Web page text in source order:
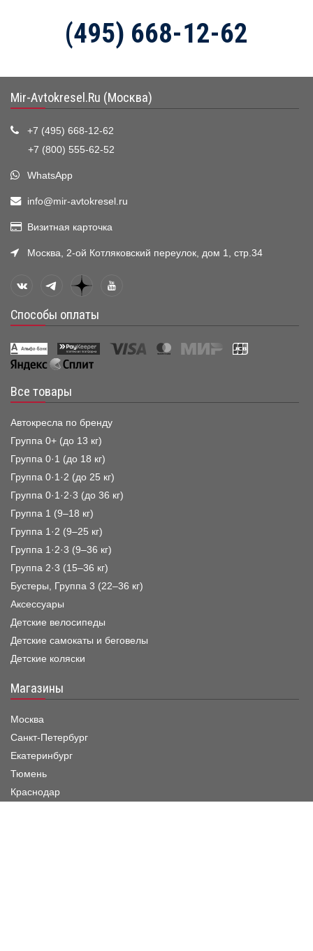
(495) 668-12-62
Mir-Avtokresel.Ru (Москва)
+7 (495) 668-12-62
+7 (800) 555-62-52
WhatsApp
info@mir-avtokresel.ru
Визитная карточка
Москва, 2-ой Котляковский переулок, дом 1, стр.34
Способы оплаты
Все товары
Автокресла по бренду
Группа 0+ (до 13 кг)
Группа 0·1 (до 18 кг)
Группа 0·1·2 (до 25 кг)
Группа 0·1·2·3 (до 36 кг)
Группа 1 (9–18 кг)
Группа 1·2 (9–25 кг)
Группа 1·2·3 (9–36 кг)
Группа 2·3 (15–36 кг)
Бустеры, Группа 3 (22–36 кг)
Аксессуары
Детские велосипеды
Детские самокаты и беговелы
Детские коляски
Магазины
Москва
Санкт-Петербург
Екатеринбург
Тюмень
Краснодар